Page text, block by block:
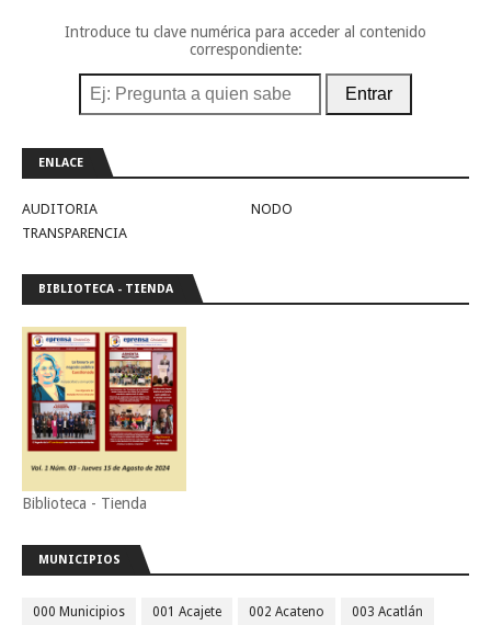
Introduce tu clave numérica para acceder al contenido
correspondiente:
Entrar
ENLACE
AUDITORIA
NODO
TRANSPARENCIA
BIBLIOTECA - TIENDA
Biblioteca - Tienda
MUNICIPIOS
000 Municipios 001 Acajete 002 Acateno 003 Acatlán